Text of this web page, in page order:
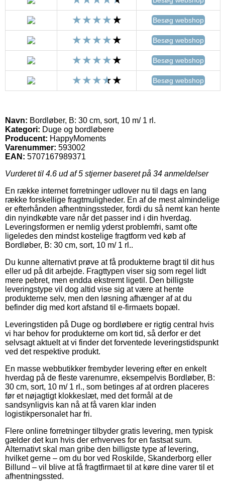
Besøg webshop
Besøg webshop
Besøg webshop
Besøg webshop
Navn: Bordløber, B: 30 cm, sort, 10 m/ 1 rl.
Kategori: Duge og bordløbere
Producent: HappyMoments
Varenummer: 593002
EAN: 5707167989371
Vurderet til 4.6 ud af 5 stjerner baseret på 34 anmeldelser
En række internet forretninger udlover nu til dags en lang
række forskellige fragtmuligheder. En af de mest almindelige
er efterhånden afhentningssteder, fordi du så nemt kan hente
din nyindkøbte vare når det passer ind i din hverdag.
Leveringsformen er nemlig yderst problemfri, samt ofte
ligeledes den mindst kostelige fragtform ved køb af
Bordløber, B: 30 cm, sort, 10 m/ 1 rl..
Du kunne alternativt prøve at få produkterne bragt til dit hus
eller ud på dit arbejde. Fragttypen viser sig som regel lidt
mere pebret, men endda ekstremt ligetil. Den billigste
leveringstype vil dog altid vise sig at være at hente
produkterne selv, men den løsning afhænger af at du
befinder dig med kort afstand til e-firmaets bopæl.
Leveringstiden på Duge og bordløbere er rigtig central hvis
vi har behov for produkterne om kort tid, så derfor er det
selvsagt aktuelt at vi finder det forventede leveringstidspunkt
ved det respektive produkt.
En masse webbutikker frembyder levering efter en enkelt
hverdag på de fleste varenumre, eksempelvis Bordløber, B:
30 cm, sort, 10 m/ 1 rl., som betinges af at ordren placeres
før et nøjagtigt klokkeslæt, med det formål at de
sandsynligvis kan nå at få varen klar inden
logistikpersonalet har fri.
Flere online forretninger tilbyder gratis levering, men typisk
gælder det kun hvis der erhverves for en fastsat sum.
Alternativt skal man gribe den billigste type af levering,
hvilket gerne – om du bor ved Roskilde, Skanderborg eller
Billund – vil blive at få fragtfirmaet til at køre dine varer til et
afhentningssted.